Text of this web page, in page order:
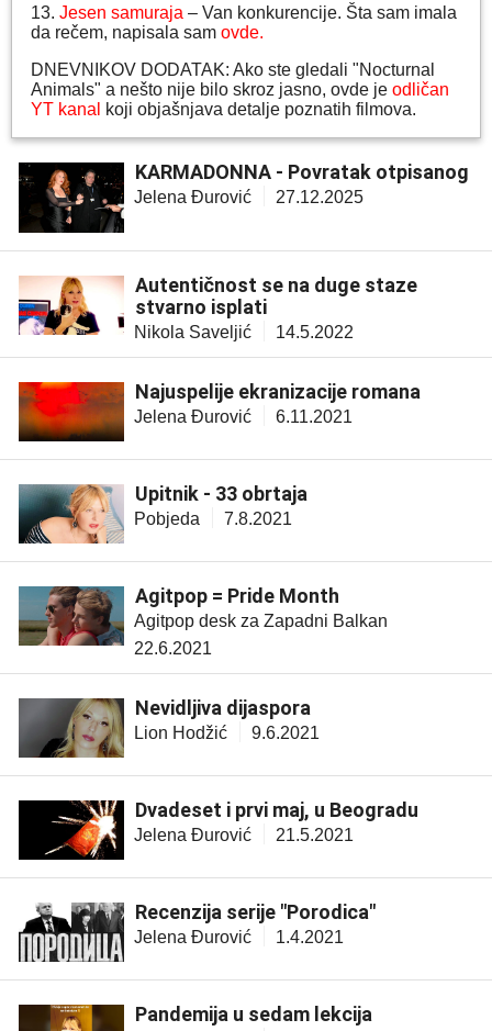
13. Jesen samuraja – Van konkurencije. Šta sam imala
da rečem, napisala sam ovde.
DNEVNIKOV DODATAK: Ako ste gledali "Nocturnal
Animals" a nešto nije bilo skroz jasno, ovde je odličan
YT kanal
koji objašnjava detalje poznatih filmova.
KARMADONNA - Povratak otpisanog
Jelena Đurović 27.12.2025
Autentičnost se na duge staze
stvarno isplati
Nikola Saveljić 14.5.2022
Najuspelije ekranizacije romana
Jelena Đurović 6.11.2021
Upitnik - 33 obrtaja
Pobjeda 7.8.2021
Agitpop = Pride Month
Agitpop desk za Zapadni Balkan
22.6.2021
Nevidljiva dijaspora
Lion Hodžić 9.6.2021
Dvadeset i prvi maj, u Beogradu
Jelena Đurović 21.5.2021
Recenzija serije "Porodica"
Jelena Đurović 1.4.2021
Pandemija u sedam lekcija